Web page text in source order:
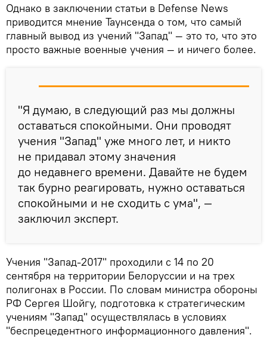
Однако в заключении статьи в Defense News
приводится мнение Таунсенда о том, что самый
главный вывод из учений "Запад" — это то, что это
просто важные военные учения — и ничего более.
"Я думаю, в следующий раз мы должны
оставаться спокойными. Они проводят
учения "Запад" уже много лет, и никто
не придавал этому значения
до недавнего времени. Давайте не будем
так бурно реагировать, нужно оставаться
спокойными и не сходить с ума", —
заключил эксперт.
Учения "Запад-2017" проходили с 14 по 20
сентября на территории Белоруссии и на трех
полигонах в России. По словам министра обороны
РФ Сергея Шойгу, подготовка к стратегическим
учениям "Запад" осуществлялась в условиях
"беспрецедентного информационного давления".